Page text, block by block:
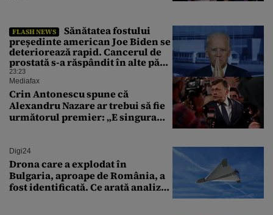
FLASH NEWS
Sănătatea fostului
președinte american Joe Biden se
deteriorează rapid. Cancerul de
prostată s-a răspândit în alte părți
ale corpului
23:23
Mediafax
Crin Antonescu spune că
Alexandru Nazare ar trebui să fie
următorul premier: „E singura
Digi24
Drona care a explodat în
Bulgaria, aproape de România, a
fost identificată. Ce arată analiza